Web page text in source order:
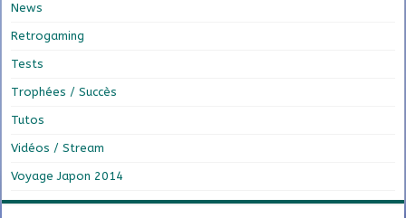
News
Retrogaming
Tests
Trophées / Succès
Tutos
Vidéos / Stream
Voyage Japon 2014